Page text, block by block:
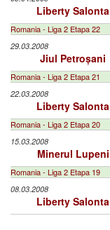
Liberty Salonta
Romania - Liga 2 Etapa 22
29.03.2008
Jiul Petroșani
Romania - Liga 2 Etapa 21
22.03.2008
Liberty Salonta
Romania - Liga 2 Etapa 20
15.03.2008
Minerul Lupeni
Romania - Liga 2 Etapa 19
08.03.2008
Liberty Salonta